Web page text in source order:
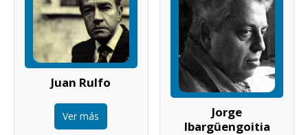
Juan Rulfo
Ver más
Jorge
Ibargüengoitia